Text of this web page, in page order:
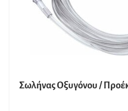
Σωλήνας Οξυγόνου /